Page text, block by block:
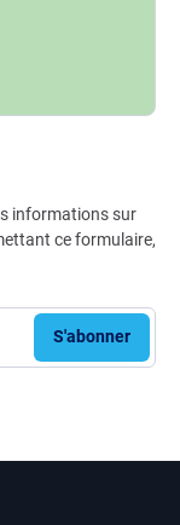
informations sur
ce formulaire,
S'abonner